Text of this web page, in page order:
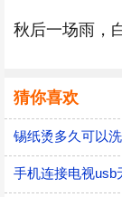
秋后一场雨，
猜你喜欢
锡纸烫多久可以
手机连接电视usb